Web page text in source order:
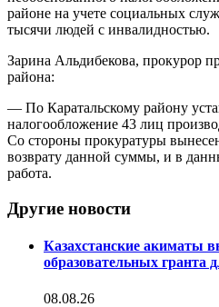
районе на учете социальных
тысячи людей с инвалидностью.
Зарина Альдибекова, прокурор
района:
— По Каратальскому району
налогообложение 43 лиц
Со стороны прокуратуры
возврату данной суммы, и в
работа.
Другие новости
Казахстанские акиматы
образовательных гранта
08.08.26